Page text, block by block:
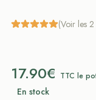
(Voir les 2
17.90€ TTC le
En stock